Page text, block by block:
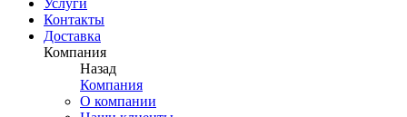
Контакты
Доставка
Компания
Назад
Компания
О компании